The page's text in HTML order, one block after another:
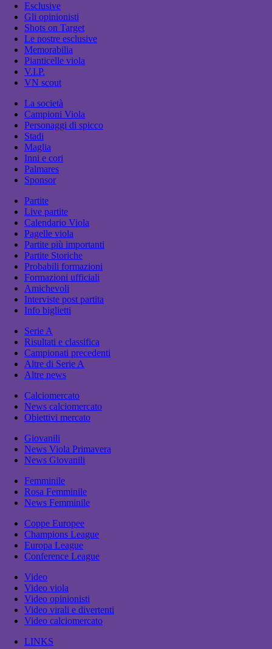
Esclusive
Gli opinionisti
Shots on Target
Le nostre esclusive
Memorabilia
Pianticelle viola
V.I.P.
VN scout
La società
Campioni Viola
Personaggi di spicco
Stadi
Maglia
Inni e cori
Palmares
Sponsor
Partite
Live partite
Calendario Viola
Pagelle viola
Partite più importanti
Partite Storiche
Probabili formazioni
Formazioni ufficiali
Amichevoli
Interviste post partita
Info biglietti
Serie A
Risultati e classifica
Campionati precedenti
Altre di Serie A
Altre news
Calciomercato
News calciomercato
Obiettivi mercato
Giovanili
News Viola Primavera
News Giovanili
Femminile
Rosa Femminile
News Femminile
Coppe Europee
Champions League
Europa League
Conference League
Video
Video viola
Video opinionisti
Video virali e divertenti
Video calciomercato
LINKS